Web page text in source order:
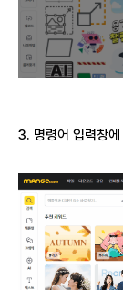
3. 명령어 입력창에